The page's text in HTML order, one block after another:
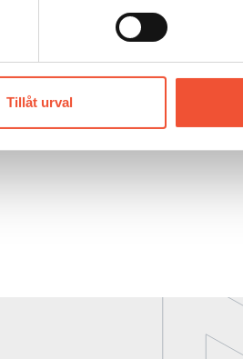
Tillåt urval